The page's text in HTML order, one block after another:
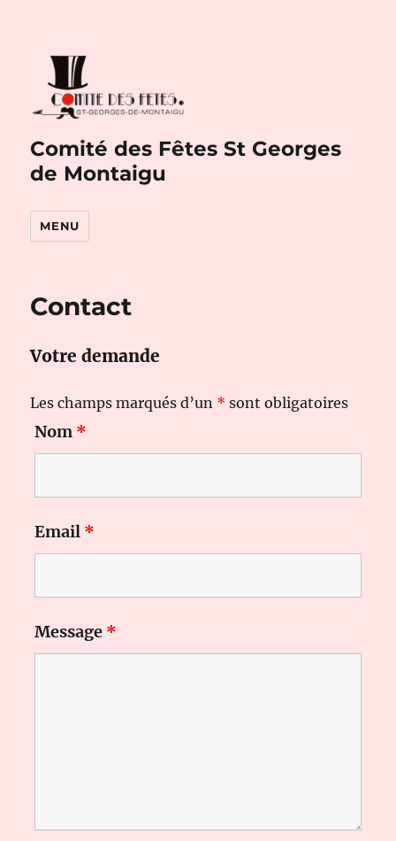
Comité des Fêtes St Georges
de Montaigu
MENU
Contact
Votre demande
Les champs marqués d’un * sont obligatoires
Nom *
Email *
Message *